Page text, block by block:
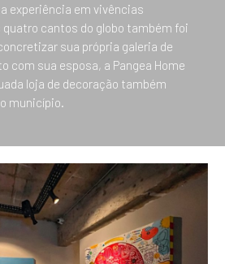
experiência em vivências
cantos do globo também foi
sua própria galeria de
com sua esposa, a Pangea Home
loja de decoração também
município.